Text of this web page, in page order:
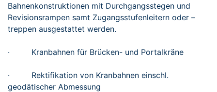
Bahnenkonstruktionen mit Durchgangsstegen und
Revisionsrampen samt Zugangsstufenleitern oder –
treppen ausgestattet werden.
· Kranbahnen für Brücken- und Portalkräne
· Rektifikation von Kranbahnen einschl.
geodätischer Abmessung